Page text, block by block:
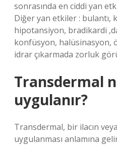
sonrasında en ciddi yan
Diğer yan etkiler : bulantı,
hipotansiyon, bradikardi
konfüsyon, halüsinasyon,
idrar çıkarmada zorluk
Transdermal
uygulanır?
Transdermal, bir ilacın
uygulanması anlamına